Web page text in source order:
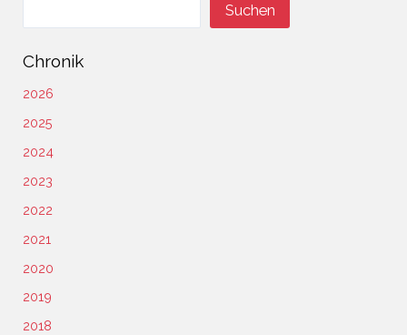
Suchen
Chronik
2026
2025
2024
2023
2022
2021
2020
2019
2018